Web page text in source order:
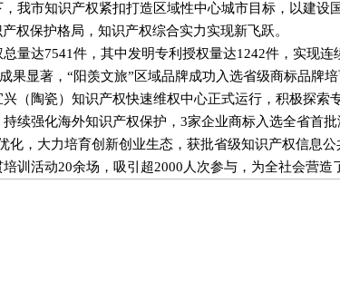
市知识产权紧扣打造区域性中心城市目标，以建设
权保护格局，知识产权综合实力实现新飞跃。
达7541件，其中发明专利授权量达1242件，实现连
果显著，“阳羡文旅”区域品牌成功入选省级商标品牌
（陶瓷）知识产权快速维权中心正式运行，积极探索
续强化海外知识产权保护，3家企业商标入选全省首
化，大力培育创新创业生态，获批省级知识产权信息
训活动20余场，吸引超2000人次参与，为全社会营造